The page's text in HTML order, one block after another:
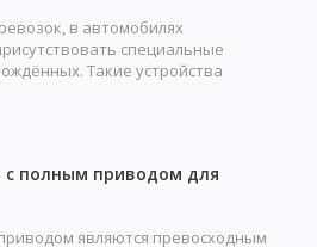
в автомобилях
специальные
Такие устройства
с полным приводом для
являются превосходным